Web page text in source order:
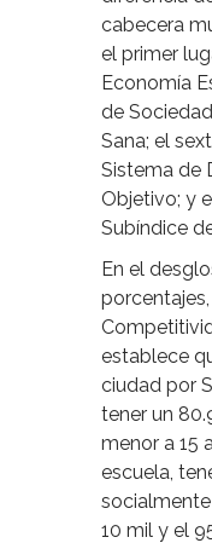
cabecera
el primer
Economía
de
Sana; el
Sistema de
Objetivo; y
Subíndice
En el
establece
ciudad por
tener un
menor a 15
escuela,
10 mil y el